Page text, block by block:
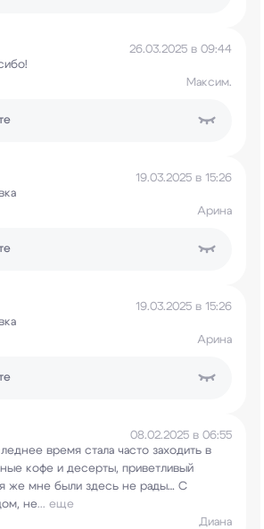
26.03.2025 в 09:44
Максим.
19.03.2025 в 15:26
Арина
19.03.2025 в 15:26
Арина
08.02.2025 в 06:55
время стала часто заходить в
кофе и десерты, приветливый
же мне были здесь не рады… С
не... еще
Диана